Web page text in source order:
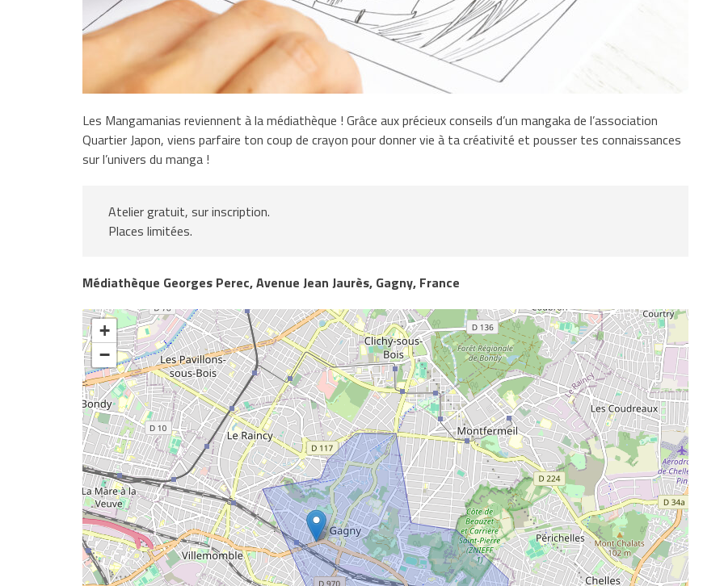
Les Mangamanias reviennent à la médiathèque ! Grâce aux précieux conseils d’un mangaka de l’association
Quartier Japon, viens parfaire ton coup de crayon pour donner vie à ta créativité et pousser tes connaissances
sur l’univers du manga !
Atelier gratuit, sur inscription.
Places limitées.
Médiathèque Georges Perec, Avenue Jean Jaurès, Gagny, France
+
−